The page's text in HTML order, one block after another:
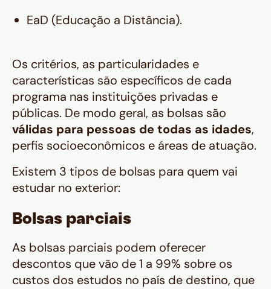
EaD (Educação a Distância).
Os critérios, as particularidades e
características são específicos de cada
programa nas instituições privadas e
públicas. De modo geral, as bolsas são
válidas para pessoas de todas as idades,
perfis socioeconômicos e áreas de atuação.
Existem 3 tipos de bolsas para quem vai
estudar no exterior:
Bolsas parciais
As bolsas parciais podem oferecer
descontos que vão de 1 a 99% sobre os
custos dos estudos no país de destino, que